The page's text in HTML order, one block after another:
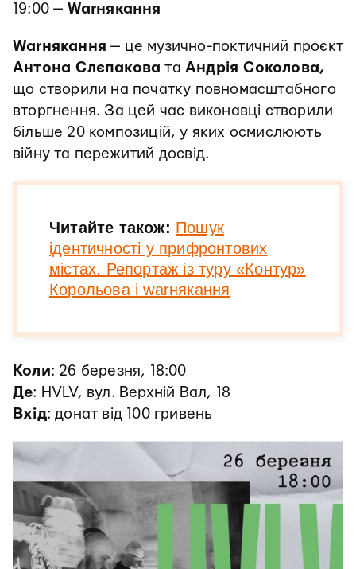
19:00 — Warнякання
Warнякання — це музично-поктичний проєкт
Антона Слєпакова таАндрія Соколова,
що створили на початку повномасштабного
вторгнення. За цей час виконавці створили
більше 20 композицій, у яких осмислюють
війну та пережитий досвід.
Читайте також: Пошук
ідентичності у прифронтових
містах. Репортаж із туру «Контур»
Корольова і warнякання
Коли: 26 березня, 18:00
Де: HVLV, вул. Верхній Вал, 18
Вхід: донат від 100 гривень